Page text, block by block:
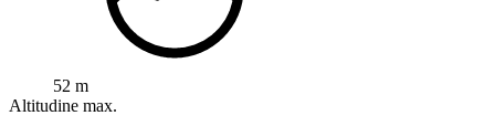
52 m
Altitudine max.